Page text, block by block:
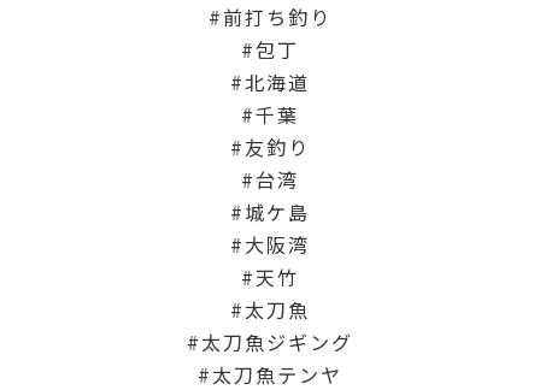
前打ち釣り
包丁
北海道
千葉
友釣り
台湾
城ケ島
大阪湾
天竹
太刀魚
太刀魚ジギング
太刀魚テンヤ